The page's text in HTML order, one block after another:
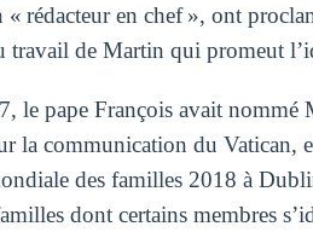
rédacteur en chef », ont
travail de Martin qui promeut
le pape François avait nommé
la communication du Vatican,
des familles 2018 à
dont certains membres